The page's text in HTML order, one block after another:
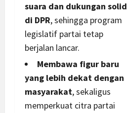
suara dan dukungan solid
di DPR, sehingga program
legislatif partai tetap
berjalan lancar.
Membawa figur baru
yang lebih dekat dengan
masyarakat, sekaligus
memperkuat citra partai